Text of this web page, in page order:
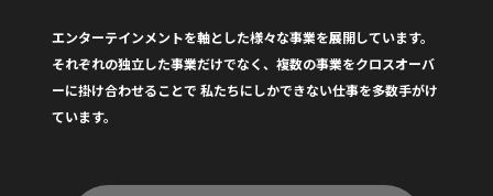
エンターテインメントを軸とした様々な事業を展開しています。
それぞれの独立した事業だけでなく、複数の事業をクロスオーバ
ーに掛け合わせることで 私たちにしかできない仕事を多数手がけ
ています。